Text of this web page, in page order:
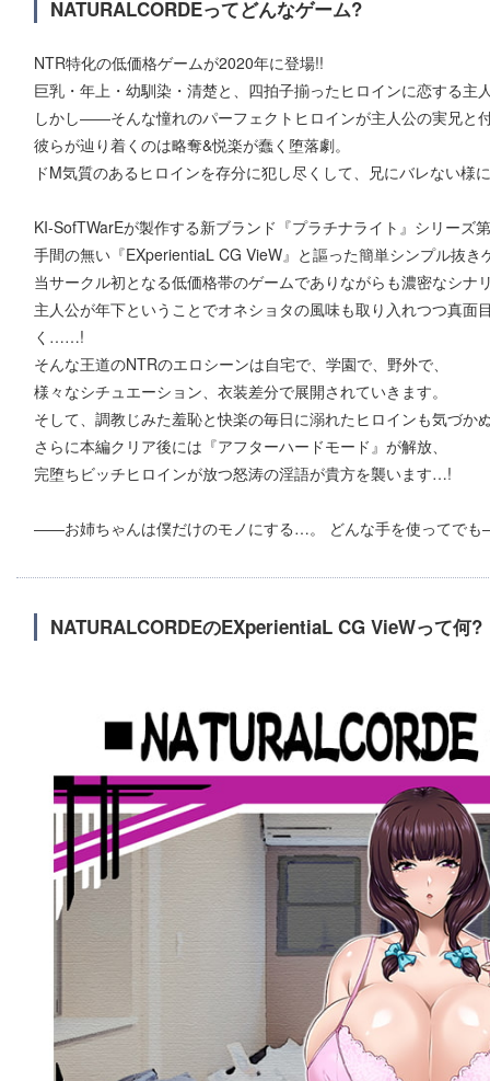
NATURALCORDEってどんなゲーム?
NTR特化の低価格ゲームが2020年に登場!!
巨乳・年上・幼馴染・清楚と、四拍子揃ったヒロインに恋する主
しかし――そんな憧れのパーフェクトヒロインが主人公の実兄
彼らが辿り着くのは略奪&悦楽が蠢く堕落劇。
ドM気質のあるヒロインを存分に犯し尽くして、兄にバレない
KI-SofTWarEが製作する新ブランド『プラチナライト』シリー
手間の無い『EXperientiaL CG VieW』と謳った簡単シンプル抜き
当サークル初となる低価格帯のゲームでありながらも濃密なシナ
主人公が年下ということでオネショタの風味も取り入れつつ真面
く……!
そんな王道のNTRのエロシーンは自宅で、学園で、野外で、
様々なシチュエーション、衣装差分で展開されていきます。
そして、調教じみた羞恥と快楽の毎日に溺れたヒロインも気づ
さらに本編クリア後には『アフターハードモード』が解放、
完堕ちビッチヒロインが放つ怒涛の淫語が貴方を襲います…!
――お姉ちゃんは僕だけのモノにする…。 どんな手を使ってで
NATURALCORDEのEXperientiaL CG VieWって何?